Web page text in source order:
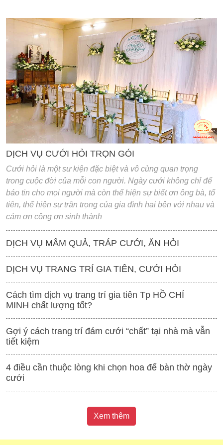
'
DỊCH VỤ CƯỚI HỎI TRỌN GÓI
Cưới hỏi là một sư kiện đặc biệt và vô cùng quan trọng
trong cuộc đời của mỗi con người. Ngày cưới không chỉ để
báo tin cho mọi người mà còn thể hiện sự biết ơn ông bà, tổ
tiên, thể hiện sự trân trọng của gia đình hai bên với nhau và
cảm ơn công ơn sinh thành
DỊCH VỤ MÂM QUẢ, TRÁP CƯỚI, ĂN HỎI
DỊCH VỤ TRANG TRÍ GIA TIÊN, CƯỚI HỎI
Cách tìm dịch vụ trang trí gia tiên Tp HỒ CHÍ
MINH chất lượng tốt?
Gợi ý cách trang trí đám cưới “chất” tại nhà mà vẫn
tiết kiệm
4 điều cần thuộc lòng khi chọn hoa để bàn thờ ngày
cưới
Xem thêm